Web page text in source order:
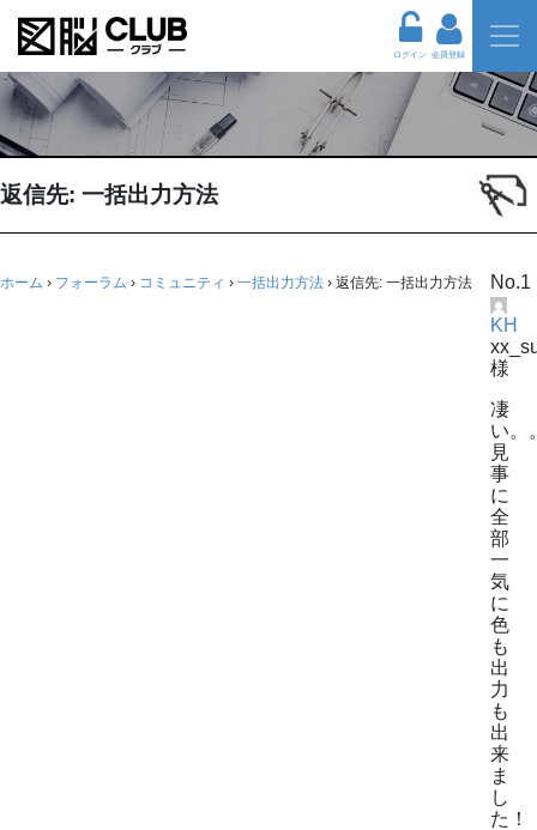
ログイン 会員登録
返信先: 一括出力方法
ホーム › フォーラム › コミュニティ › 一括出力方法 › 返信先: 一括出力方法 No.1
KH
様
凄
い。
見
事
に
全
部
一
気
に
色
も
出
力
も
出
来
ま
し
た！